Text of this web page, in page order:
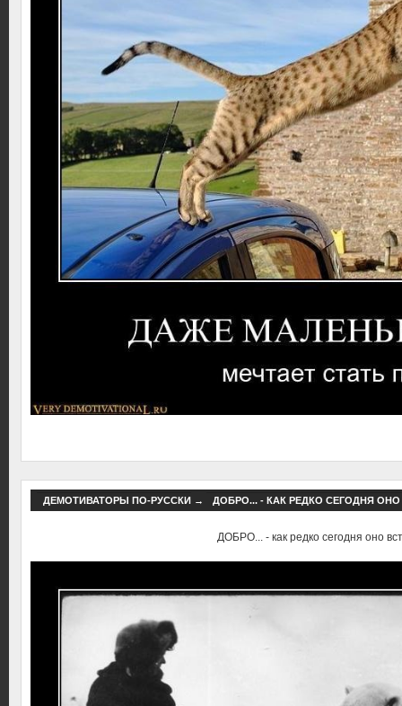
ДЕМОТИВАТОРЫ ПО-РУССКИ→ ДОБРО... - КАК РЕДКО СЕГОДНЯ ОНО
ДОБРО... - как редко сегодня оно